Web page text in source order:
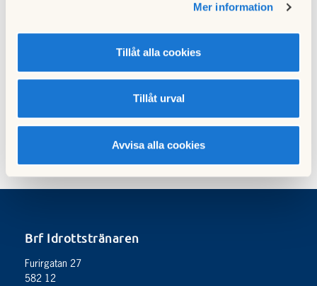
Mer information
Tillåt alla cookies
Tillåt urval
Avvisa alla cookies
02 oktober 2021
Mycket givande fixardag!
12 oktober 2021
Brf Idrottstränaren
Furirgatan 27
582 12